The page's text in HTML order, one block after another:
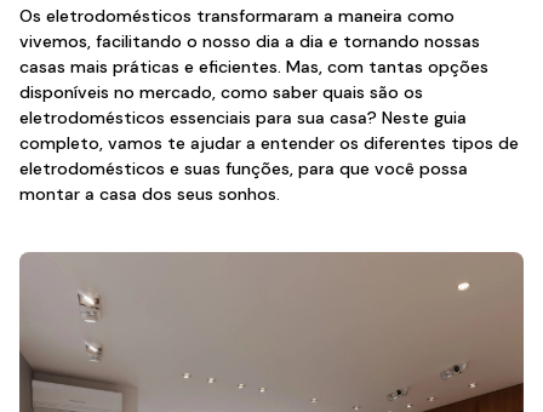
Os eletrodomésticos transformaram a maneira como
vivemos, facilitando o nosso dia a dia e tornando nossas
casas mais práticas e eficientes. Mas, com tantas opções
disponíveis no mercado, como saber quais são os
eletrodomésticos essenciais para sua casa? Neste guia
completo, vamos te ajudar a entender os diferentes tipos de
eletrodomésticos e suas funções, para que você possa
montar a casa dos seus sonhos.